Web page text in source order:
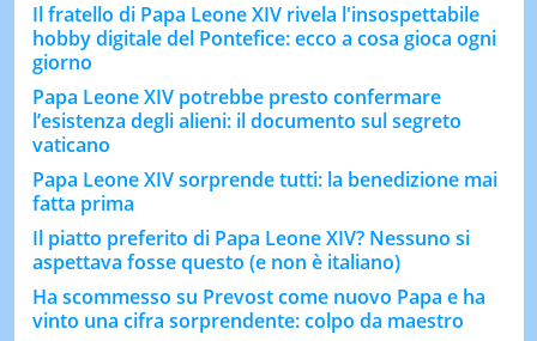
Il fratello di Papa Leone XIV rivela l'insospettabile
hobby digitale del Pontefice: ecco a cosa gioca ogni
giorno
Papa Leone XIV potrebbe presto confermare
l’esistenza degli alieni: il documento sul segreto
vaticano
Papa Leone XIV sorprende tutti: la benedizione mai
fatta prima
Il piatto preferito di Papa Leone XIV? Nessuno si
aspettava fosse questo (e non è italiano)
Ha scommesso su Prevost come nuovo Papa e ha
vinto una cifra sorprendente: colpo da maestro